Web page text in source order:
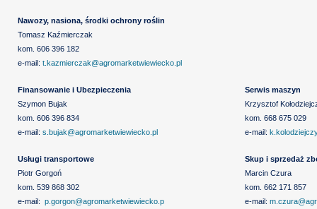
Nawozy, nasiona, środki ochrony roślin
Tomasz Kaźmierczak
kom. 606 396 182
e-mail: t.kazmierczak@agromarketwiewiecko.pl
Finansowanie i Ubezpieczenia
Szymon Bujak
kom. 606 396 834
e-mail: s.bujak@agromarketwiewiecko.pl
Serwis maszyn
Krzysztof
kom. 668 675 029
e-mail:
Usługi transportowe
Piotr Gorgoń
kom. 539 868 302
e-mail: p.gorgon@agromarketwiewiecko.p
Skup i sprzedaż
Marcin Czura
kom. 662 171 857
e-mail: